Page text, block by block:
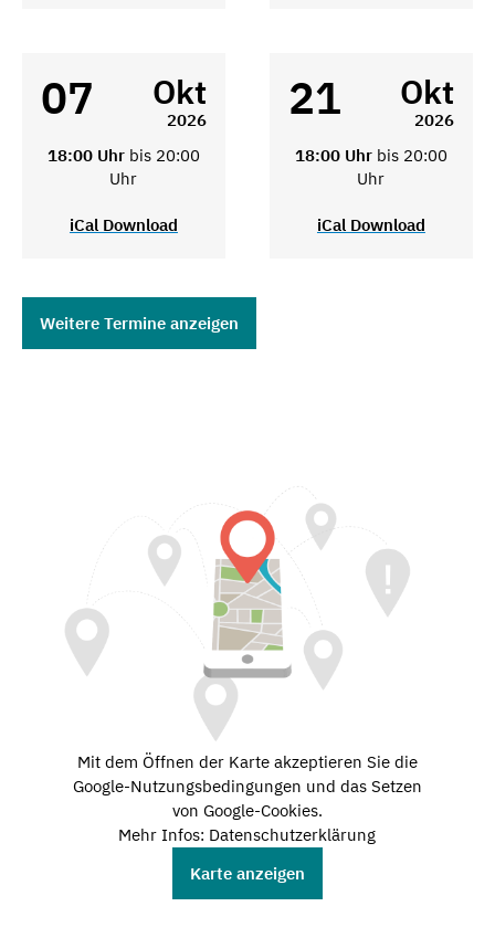
07 Okt
2026
18:00 Uhr bis 20:00
Uhr
iCal Download
21 Okt
2026
18:00 Uhr bis 20:00
Uhr
iCal Download
Weitere Termine anzeigen
Mit dem Öffnen der Karte akzeptieren Sie die
Google-Nutzungsbedingungen und das Setzen
von Google-Cookies.
Mehr Infos: Datenschutzerklärung
Karte anzeigen